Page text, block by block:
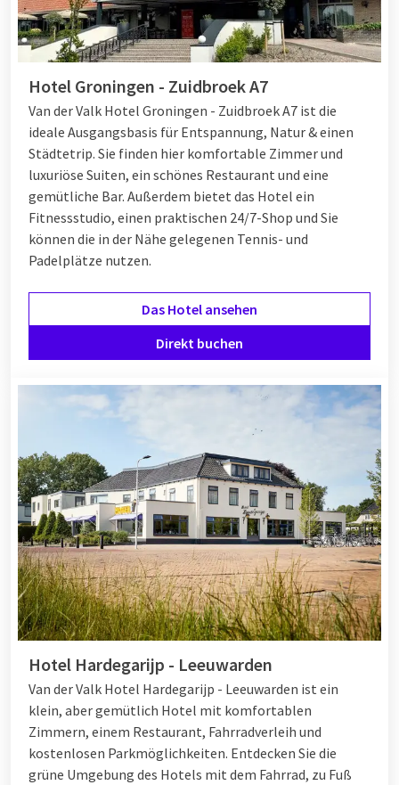
Hotel Groningen - Zuidbroek A7
Van der Valk Hotel Groningen - Zuidbroek A7 ist die
ideale Ausgangsbasis für Entspannung, Natur & einen
Städtetrip. Sie finden hier komfortable Zimmer und
luxuriöse Suiten, ein schönes Restaurant und eine
gemütliche Bar. Außerdem bietet das Hotel ein
Fitnessstudio, einen praktischen 24/7-Shop und Sie
können die in der Nähe gelegenen Tennis- und
Padelplätze nutzen.
Das Hotel ansehen
Direkt buchen
Hotel Hardegarijp - Leeuwarden
Van der Valk Hotel Hardegarijp - Leeuwarden ist ein
klein, aber gemütlich Hotel mit komfortablen
Zimmern, einem Restaurant, Fahrradverleih und
kostenlosen Parkmöglichkeiten. Entdecken Sie die
grüne Umgebung des Hotels mit dem Fahrrad, zu Fuß